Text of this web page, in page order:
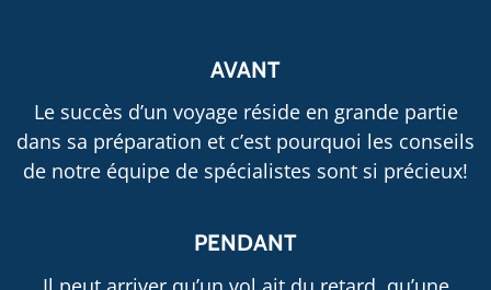
AVANT
Le succès d’un voyage réside en grande partie
dans sa préparation et c’est pourquoi les conseils
de notre équipe de spécialistes sont si précieux!
PENDANT